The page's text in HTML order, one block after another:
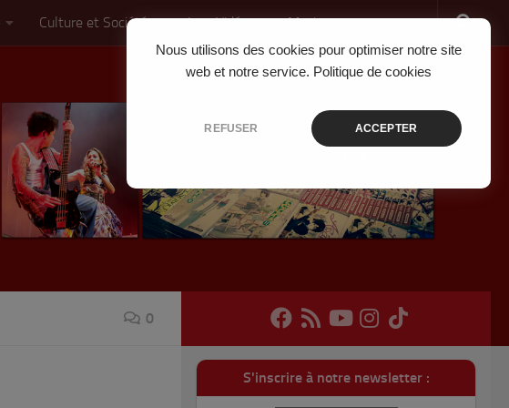
Nous utilisons des cookies pour optimiser notre site
web et notre service. Politique de cookies
REFUSER ACCEPTER
Culture et Société Jeux Vidéo Musique
0
S'inscrire à notre newsletter :